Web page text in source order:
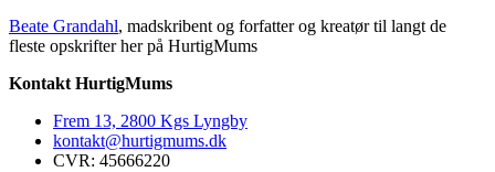
Beate Grandahl, madskribent og forfatter og kreatør til langt de
fleste opskrifter her på HurtigMums
Kontakt HurtigMums
Frem 13, 2800 Kgs Lyngby
kontakt@hurtigmums.dk
CVR: 45666220